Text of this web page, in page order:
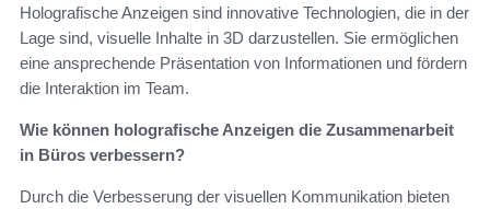
Holografische Anzeigen sind innovative Technologien, die in der
Lage sind, visuelle Inhalte in 3D darzustellen. Sie ermöglichen
eine ansprechende Präsentation von Informationen und fördern
die Interaktion im Team.
Wie können holografische Anzeigen die Zusammenarbeit
in Büros verbessern?
Durch die Verbesserung der visuellen Kommunikation bieten